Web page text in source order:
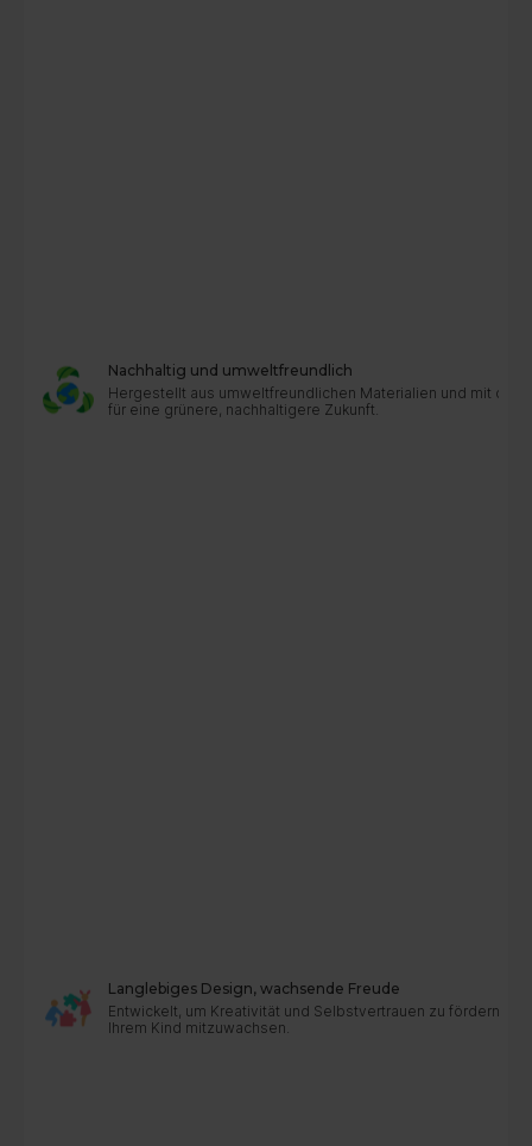
Nachhaltig und umweltfreundlich
Hergestellt aus umweltfreundlichen Materialien und mit
für eine grünere, nachhaltigere Zukunft.
Langlebiges Design, wachsende Freude
Entwickelt, um Kreativität und Selbstvertrauen zu fördern –
Ihrem Kind mitzuwachsen.